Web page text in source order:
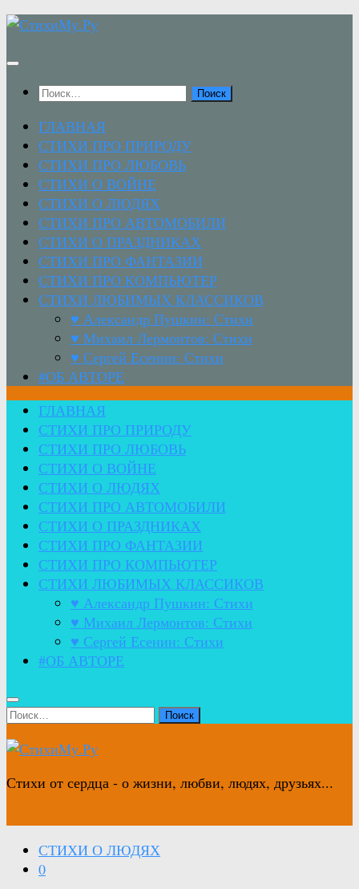
Перейти
содержимому
Найти:
ГЛАВНАЯ
СТИХИ ПРО ПРИРОДУ
СТИХИ ПРО ЛЮБОВЬ
СТИХИ О ВОЙНЕ
СТИХИ О ЛЮДЯХ
СТИХИ ПРО АВТОМОБИЛИ
СТИХИ О ПРАЗДНИКАХ
СТИХИ ПРО ФАНТАЗИИ
СТИХИ ПРО КОМПЬЮТЕР
СТИХИ ЛЮБИМЫХ КЛАССИКОВ
♥ Александр Пушкин: Стихи
♥ Михаил Лермонтов: Стихи
♥ Сергей Есенин: Стихи
#ОБ АВТОРЕ
ГЛАВНАЯ
СТИХИ ПРО ПРИРОДУ
СТИХИ ПРО ЛЮБОВЬ
СТИХИ О ВОЙНЕ
СТИХИ О ЛЮДЯХ
СТИХИ ПРО АВТОМОБИЛИ
СТИХИ О ПРАЗДНИКАХ
СТИХИ ПРО ФАНТАЗИИ
СТИХИ ПРО КОМПЬЮТЕР
СТИХИ ЛЮБИМЫХ КЛАССИКОВ
♥ Александр Пушкин: Стихи
♥ Михаил Лермонтов: Стихи
♥ Сергей Есенин: Стихи
#ОБ АВТОРЕ
Найти:
Стихи от сердца - о жизни, любви, людях, друзьях...
СТИХИ О ЛЮДЯХ
0